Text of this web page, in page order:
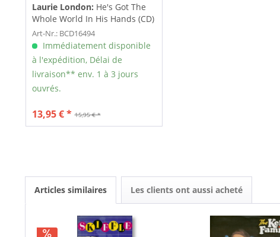
Laurie London: He's Got The
Whole World In His Hands (CD)
Art-Nr.: BCD16494
Immédiatement disponible
à l'expédition, Délai de
livraison** env. 1 à 3 jours
ouvrés.
15,95 € *
13,95 € *
Articles similaires Les clients ont aussi acheté